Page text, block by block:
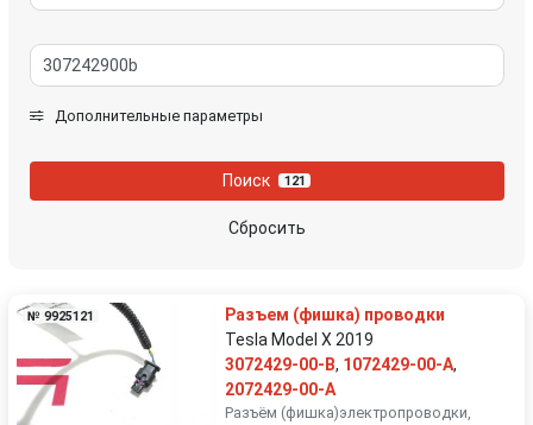
Zeekr
Дополнительные параметры
Поиск 121
Сбросить
№ 9925121
Разъем (фишка) проводки
Tesla Model X 2019
3072429-00-B, 1072429-00-A,
2072429-00-A
Разъëм (фишка)электропроводки,